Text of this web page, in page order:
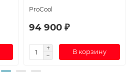
ProCool
94 900 ₽
В корзину